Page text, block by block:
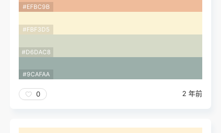
#EFBC9B
#FBF3D5
#D6DAC8
#9CAFAA
0 2 年前